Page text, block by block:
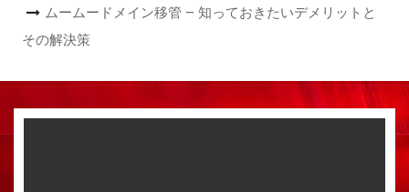
ムームードメイン移管 – 知っておきたいデメリットと
その解決策